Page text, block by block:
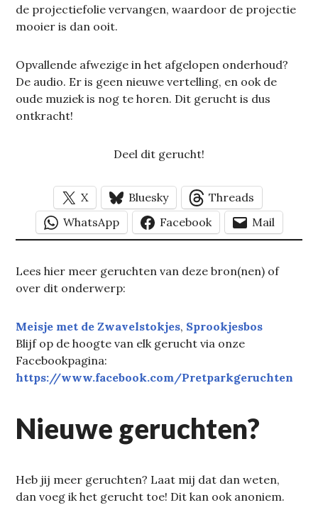
de projectiefolie vervangen, waardoor de projectie
mooier is dan ooit.
Opvallende afwezige in het afgelopen onderhoud?
De audio. Er is geen nieuwe vertelling, en ook de
oude muziek is nog te horen. Dit gerucht is dus
ontkracht!
Deel dit gerucht!
X Bluesky
Threads
WhatsApp
Facebook Mail
Lees hier meer geruchten van deze bron(nen) of
over dit onderwerp:
Meisje met de Zwavelstokjes, Sprookjesbos
Blijf op de hoogte van elk gerucht via onze
Facebookpagina:
https://www.facebook.com/Pretparkgeruchten
Nieuwe geruchten?
Heb jij meer geruchten? Laat mij dat dan weten,
dan voeg ik het gerucht toe! Dit kan ook anoniem.